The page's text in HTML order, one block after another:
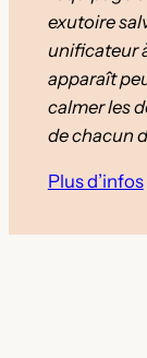
exutoire
unificateur
apparaît
calmer les
de chacun
Plus d’infos